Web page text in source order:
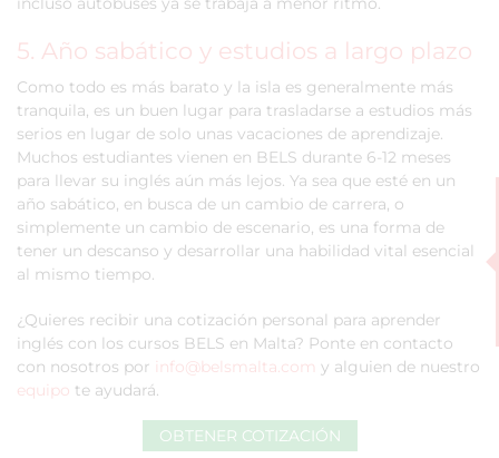
5. Año sabático y estudios a largo plazo
Como todo es más barato y la isla es generalmente más
tranquila, es un buen lugar para trasladarse a estudios más
serios en lugar de solo unas vacaciones de aprendizaje.
Muchos estudiantes vienen en BELS durante 6-12 meses
para llevar su inglés aún más lejos. Ya sea que esté en un
año sabático, en busca de un cambio de carrera, o
simplemente un cambio de escenario, es una forma de
tener un descanso y desarrollar una habilidad vital esencial
al mismo tiempo.
¿Quieres recibir una cotización personal para aprender
inglés con los cursos BELS en Malta? Ponte en contacto
con nosotros por
info@belsmalta.com y alguien de nuestro
equipo te ayudará.
OBTENER COTIZACIÓN